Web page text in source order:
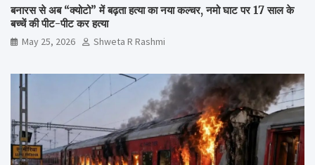
बनारस से अब “क्योटो” में बढ़ता हत्या का नया कल्चर, नमो घाट पर 17 साल के
बच्चें की पीट-पीट कर हत्या
May 25, 2026 Shweta R Rashmi